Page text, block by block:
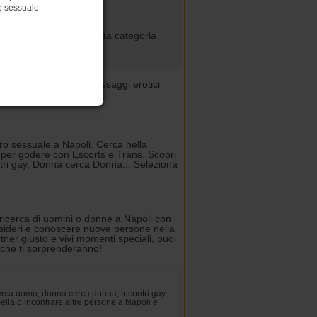
più recenti di questa categoria
Massaggi erotici
sessuale a Napoli. Cerca nella
godere con Escorts e Trans. Scopri
gay, Donna cerca Donna... Seleziona
di uomini o donne a Napoli con
e conoscere nuove persone nella
giusto e vivi momenti speciali, puoi
ti sorprenderanno!
uomo, donna cerca donna, incontri gay,
o incontrare altre persone a Napoli e
sessuale